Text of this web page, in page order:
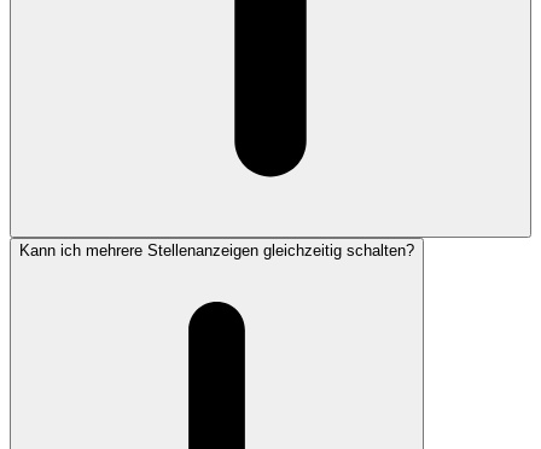
Kann ich mehrere Stellenanzeigen gleichzeitig schalten?